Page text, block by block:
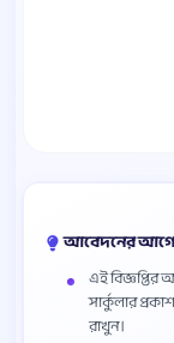
আবেদনের আগে
এই
সার্কুলার
রাখুন।